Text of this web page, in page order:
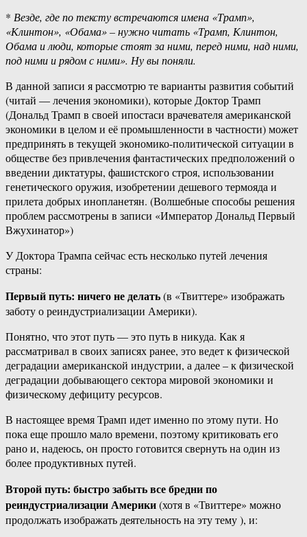
* Везде, где по тексту встречаются имена «Трамп»,
«Клинтон», «Обама» – нужно читать «Трамп, Клинтон,
Обама и люди, которые стоят за ними, перед ними, над ними,
под ними и рядом с ними». Ну вы поняли.
В данной записи я рассмотрю те варианты развития событий
(читай — лечения экономики), которые Доктор Трамп
(Дональд Трамп в своей ипостаси врачевателя американской
экономики в целом и её промышленности в частности) может
предпринять в текущей экономико-политической ситуации в
обществе без привлечения фантастических предположений о
введении диктатуры, фашистского строя, использовании
генетического оружия, изобретении дешевого термояда и
прилета добрых инопланетян. (Волшебные способы решения
проблем рассмотрены в записи «Император Дональд Первый
Вжухинатор»)
У Доктора Трампа сейчас есть несколько путей лечения
страны:
Первый путь: ничего не делать(в «Твиттере» изображать
заботу о реиндустриализации Америки).
Понятно, что этот путь — это путь в никуда. Как я
рассматривал в своих записях ранее, это ведет к физической
деградации американской индустрии, а далее – к физической
деградации добывающего сектора мировой экономики и
физическому дефициту ресурсов.
В настоящее время Трамп идет именно по этому пути. Но
пока еще прошло мало времени, поэтому критиковать его
рано и, надеюсь, он просто готовится свернуть на один из
более продуктивных путей.
Второй путь: быстро забыть все бредни по
реиндустриализации Америки(хотя в «Твиттере» можно
продолжать изображать деятельность на эту тему ), и: